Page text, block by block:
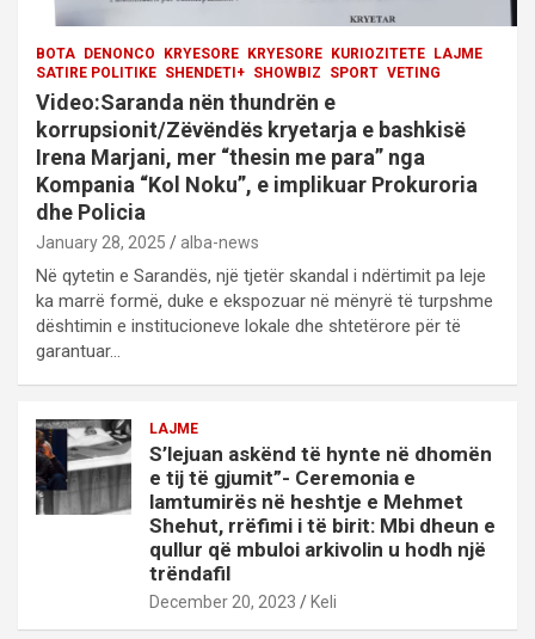
BOTA DENONCO KRYESORE KRYESORE KURIOZITETE
LAJME
SATIRE POLITIKE SHENDETI+ SHOWBIZ SPORT VETING
Video:Saranda nën thundrën e
korrupsionit/Zëvëndës kryetarja e bashkisë
Irena Marjani, mer “thesin me para” nga
Kompania “Kol Noku”, e implikuar Prokuroria
dhe Policia
January 28, 2025 alba-news
Në qytetin e Sarandës, një tjetër skandal i ndërtimit pa leje
ka marrë formë, duke e ekspozuar në mënyrë të turpshme
dështimin e institucioneve lokale dhe shtetërore për të
garantuar…
LAJME
S’lejuan askënd të hynte në dhomën
e tij të gjumit”- Ceremonia e
lamtumirës në heshtje e Mehmet
Shehut, rrëfimi i të birit: Mbi dheun e
qullur që mbuloi arkivolin u hodh një
trëndafil
December 20, 2023 Keli